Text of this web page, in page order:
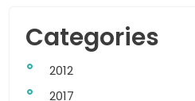
Categories
2012
2017